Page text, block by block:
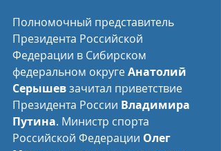
Полномочный представитель
Президента Российской
Федерации в Сибирском
федеральном округе Анатолий
Серышев зачитал приветствие
Президента России Владимира
Путина. Министр спорта
Российской Федерации Олег